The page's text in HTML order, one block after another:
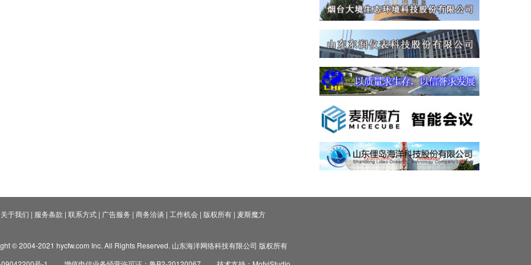
关于我们 | 服务条款 | 联系方式| 广告服务 | 商务洽谈 | 工作机会| 版权所有| 麦斯魔方
© 2004-2021 hycfw.com Inc. All Rights Reserved. 山东海洋网络科技有限公司 版权所有